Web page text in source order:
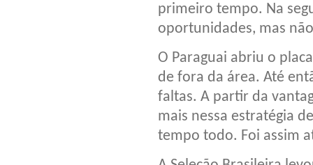
primeiro tempo. Na
oportunidades, mas
O Paraguai abriu o
de fora da área. Até
faltas. A partir da
mais nessa estratégia
tempo todo. Foi assim